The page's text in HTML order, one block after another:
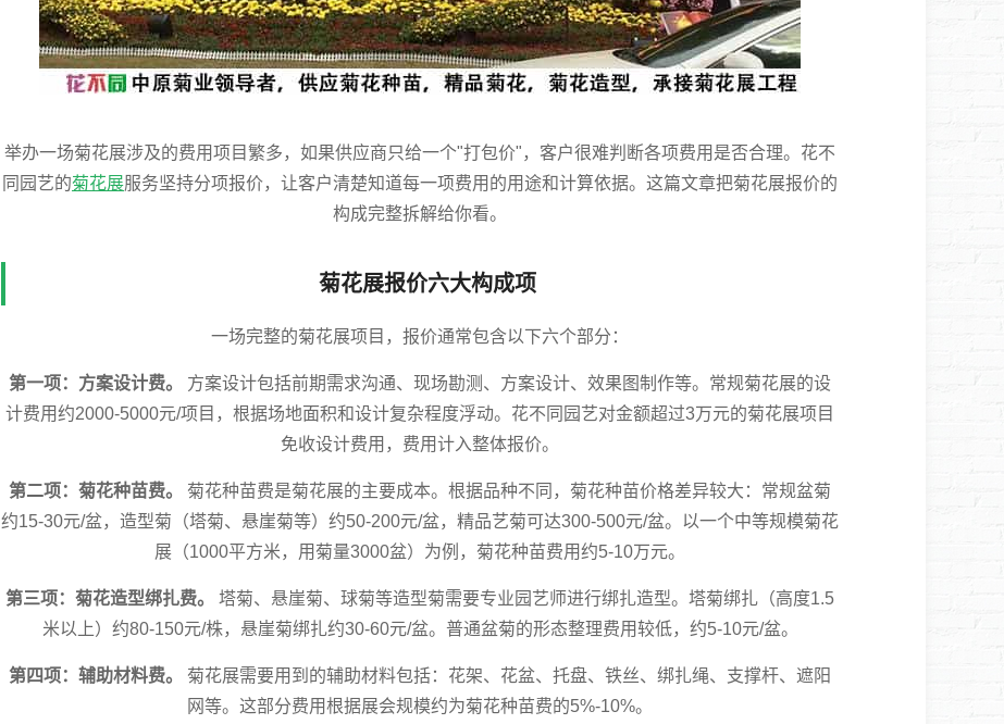
举办一场菊花展涉及的费用项目繁多，如果供应商只给一个"打包价"，客户很难判断各项费用是否合理。花不
同园艺的菊花展服务坚持分项报价，让客户清楚知道每一项费用的用途和计算依据。这篇文章把菊花展报价的
构成完整拆解给你看。
菊花展报价六大构成项
一场完整的菊花展项目，报价通常包含以下六个部分：
第一项：方案设计费。
方案设计包括前期需求沟通、现场勘测、方案设计、效果图制作等。常规菊花展的设
计费用约2000-5000元/项目，根据场地面积和设计复杂程度浮动。花不同园艺对金额超过3万元的菊花展项目
免收设计费用，费用计入整体报价。
第二项：菊花种苗费。
菊花种苗费是菊花展的主要成本。根据品种不同，菊花种苗价格差异较大：常规盆菊
约15-30元/盆，造型菊（塔菊、悬崖菊等）约50-200元/盆，精品艺菊可达300-500元/盆。以一个中等规模菊花
展（1000平方米，用菊量3000盆）为例，菊花种苗费用约5-10万元。
第三项：菊花造型绑扎费。
塔菊、悬崖菊、球菊等造型菊需要专业园艺师进行绑扎造型。塔菊绑扎（高度1.5
米以上）约80-150元/株，悬崖菊绑扎约30-60元/盆。普通盆菊的形态整理费用较低，约5-10元/盆。
第四项：辅助材料费。
菊花展需要用到的辅助材料包括：花架、花盆、托盘、铁丝、绑扎绳、支撑杆、遮阳
网等。这部分费用根据展会规模约为菊花种苗费的5%-10%。